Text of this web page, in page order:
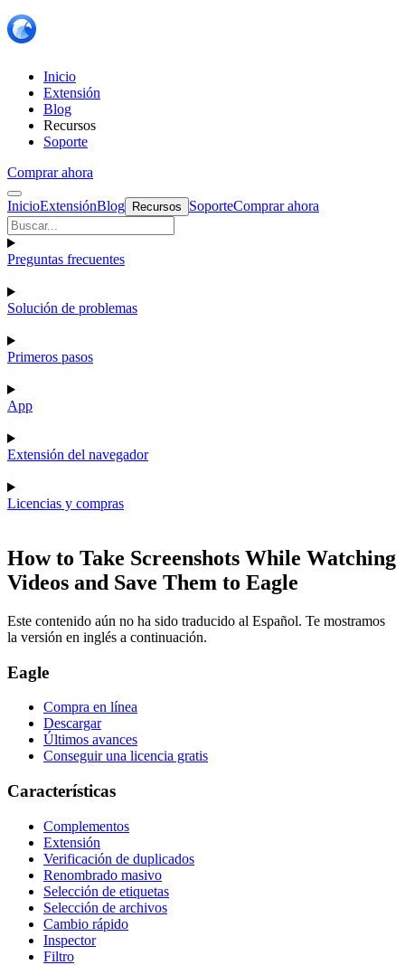
Inicio
Extensión
Blog
Recursos
Soporte
Comprar ahora
InicioExtensiónBlog Recursos SoporteComprar ahora
Preguntas frecuentes
Solución de problemas
Primeros pasos
App
Extensión del navegador
Licencias y compras
How to Take Screenshots While Watching
Videos and Save Them to Eagle
Este contenido aún no ha sido traducido al Español. Te mostramos
la versión en inglés a continuación.
Eagle
Compra en línea
Descargar
Últimos avances
Conseguir una licencia gratis
Características
Complementos
Extensión
Verificación de duplicados
Renombrado masivo
Selección de etiquetas
Selección de archivos
Cambio rápido
Inspector
Filtro